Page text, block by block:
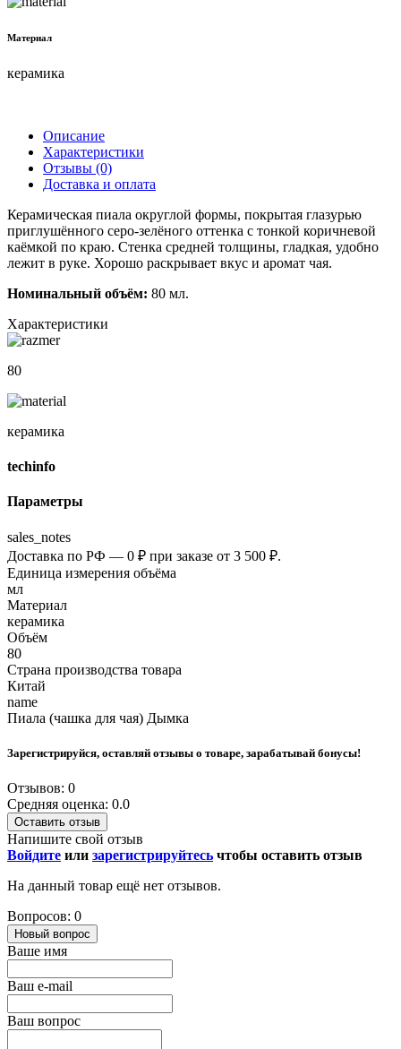
Материал
керамика
Описание
Характеристики
Отзывы (0)
Доставка и оплата
Керамическая пиала округлой формы, покрытая глазурью
приглушённого серо-зелёного оттенка с тонкой коричневой
каёмкой по краю. Стенка средней толщины, гладкая, удобно
лежит в руке. Хорошо раскрывает вкус и аромат чая.
Номинальный объём: 80 мл.
Характеристики
80
керамика
techinfo
Параметры
sales_notes
Доставка по РФ — 0 ₽ при заказе от 3 500 ₽.
Единица измерения объёма
мл
Материал
керамика
Объём
80
Страна производства товара
Китай
name
Пиала (чашка для чая) Дымка
Зарегистрируйся, оставляй отзывы о товаре, зарабатывай бонусы!
Отзывов: 0
Средняя оценка: 0.0
Оставить отзыв
Напишите свой отзыв
Войдите или зарегистрируйтесь чтобы оставить отзыв
На данный товар ещё нет отзывов.
Вопросов: 0
Новый вопрос
Ваше имя
Ваш e-mail
Ваш вопрос